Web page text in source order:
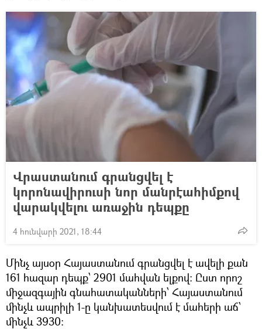
Վրաստանում գրանցվել է
կորոնավիրուսի նոր մանրէահիմքով
վարակվելու առաջին դեպքը
4 հունվարի 2021, 18:44
Մինչ այսօր Հայաստանում գրանցվել է ավելի քան
161 հազար դեպք՝ 2901 մահվան ելքով: Ըստ որոշ
միջազգային գնահատականների՝ Հայաստանում
մինչև ապրիլի 1-ը կանխատեսվում է մահերի աճ՝
մինչև 3930: